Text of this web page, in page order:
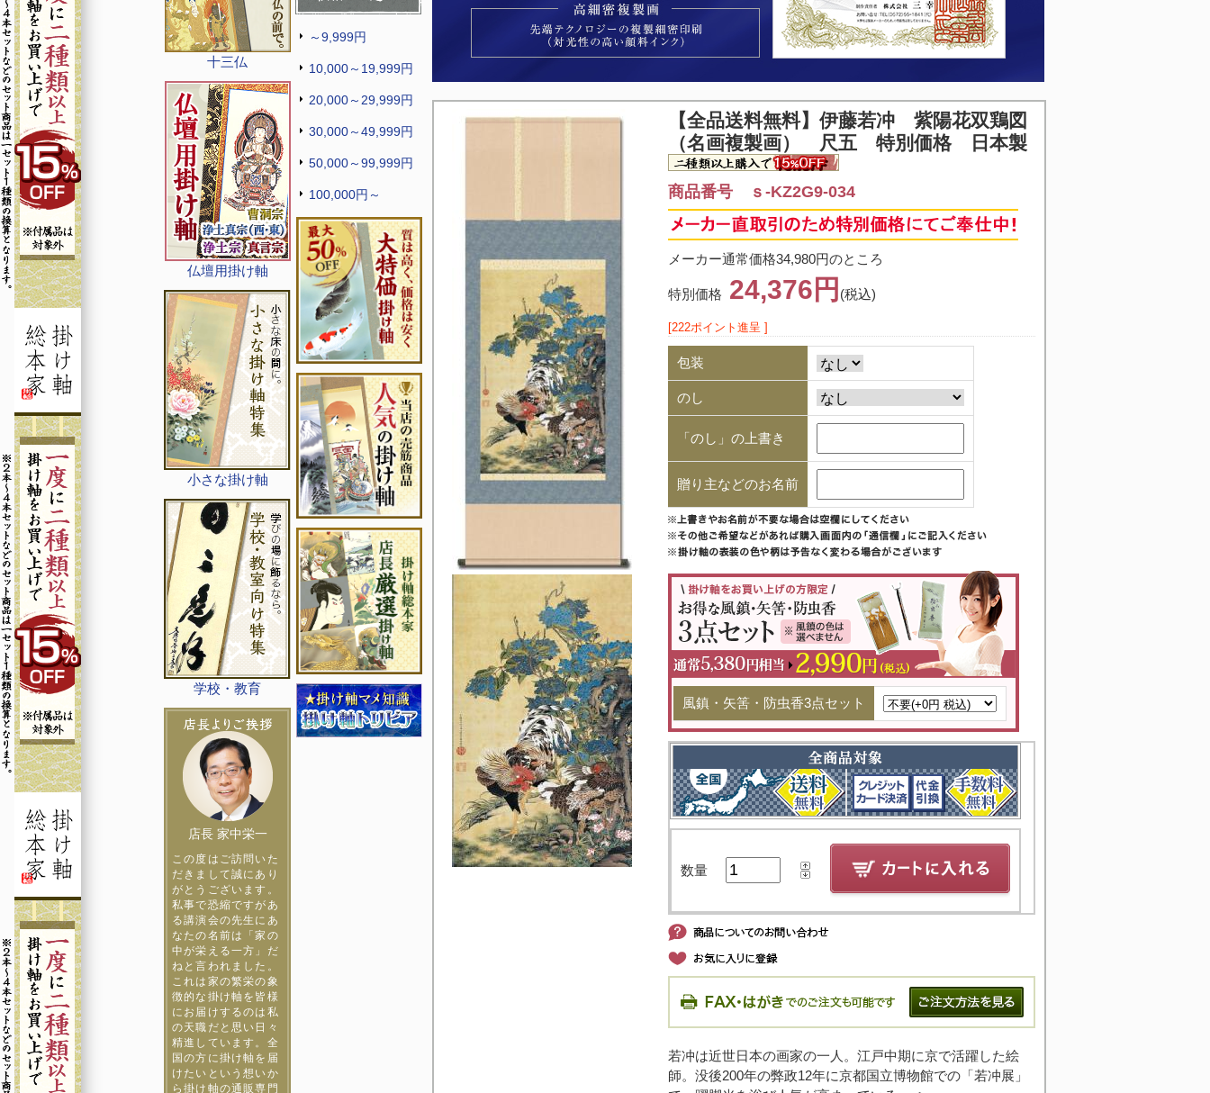
十三仏
仏壇用掛け軸
小さな掛け軸
学校・教育
店長 家中栄一
この度はご訪問いた
だきまして誠にあり
がとうございます。
私事で恐縮ですがあ
る講演会の先生にあ
なたの名前は「家の
中が栄える一方」だ
ねと言われました。
これは家の繁栄の象
徴的な掛け軸を皆様
にお届けするのは私
の天職だと思い日々
精進しています。全
国の方に掛け軸を届
けたいという想いか
ら掛け軸の通販専門
～9,999円
10,000～19,999円
20,000～29,999円
30,000～49,999円
50,000～99,999円
100,000円～
【全品送料無料】 伊藤若冲 紫陽花双鶏図
（名画複製画） 尺五 特別価格 日本製
商品番号 ｓ-KZ2G9-034
メーカー通常価格34,980円のところ
特別価格 24,376円 (税込)
[222ポイント進呈 ]
包装
のし
「のし」の上書き
贈り主などのお名前
風鎮・矢筈・防虫香3点セット
数量
若冲は近世日本の画家の一人。江戸中期に京で活躍した絵
師。没後200年の弊政12年に京都国立博物館での「若冲展」